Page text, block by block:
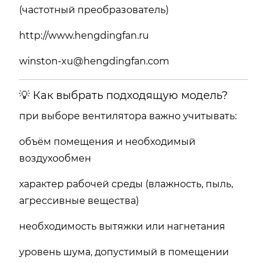
(частотный преобразователь)
http://www.hengdingfan.ru
winston-xu@hengdingfan.com
💡 Как выбрать подходящую модель?
при выборе вентилятора важно учитывать:
объём помещения и необходимый
воздухообмен
характер рабочей среды (влажность, пыль,
агрессивные вещества)
необходимость вытяжки или нагнетания
уровень шума, допустимый в помещении